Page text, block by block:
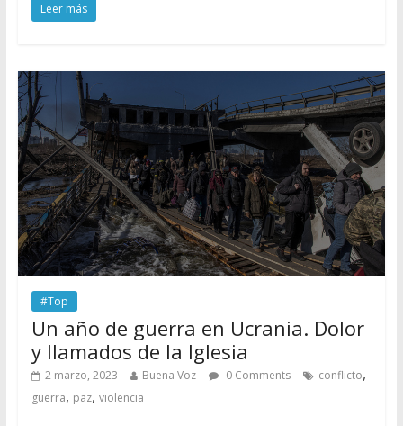
Leer más
#Top
Un año de guerra en Ucrania. Dolor
y llamados de la Iglesia
2 marzo, 2023 Buena Voz 0 Comments conflicto,
guerra, paz, violencia